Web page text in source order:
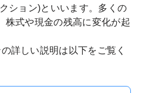
ション)といいます。多くの
株式や現金の残高に変化が起
詳しい説明は以下をご覧く